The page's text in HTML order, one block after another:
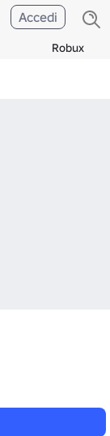
Robux
Accedi